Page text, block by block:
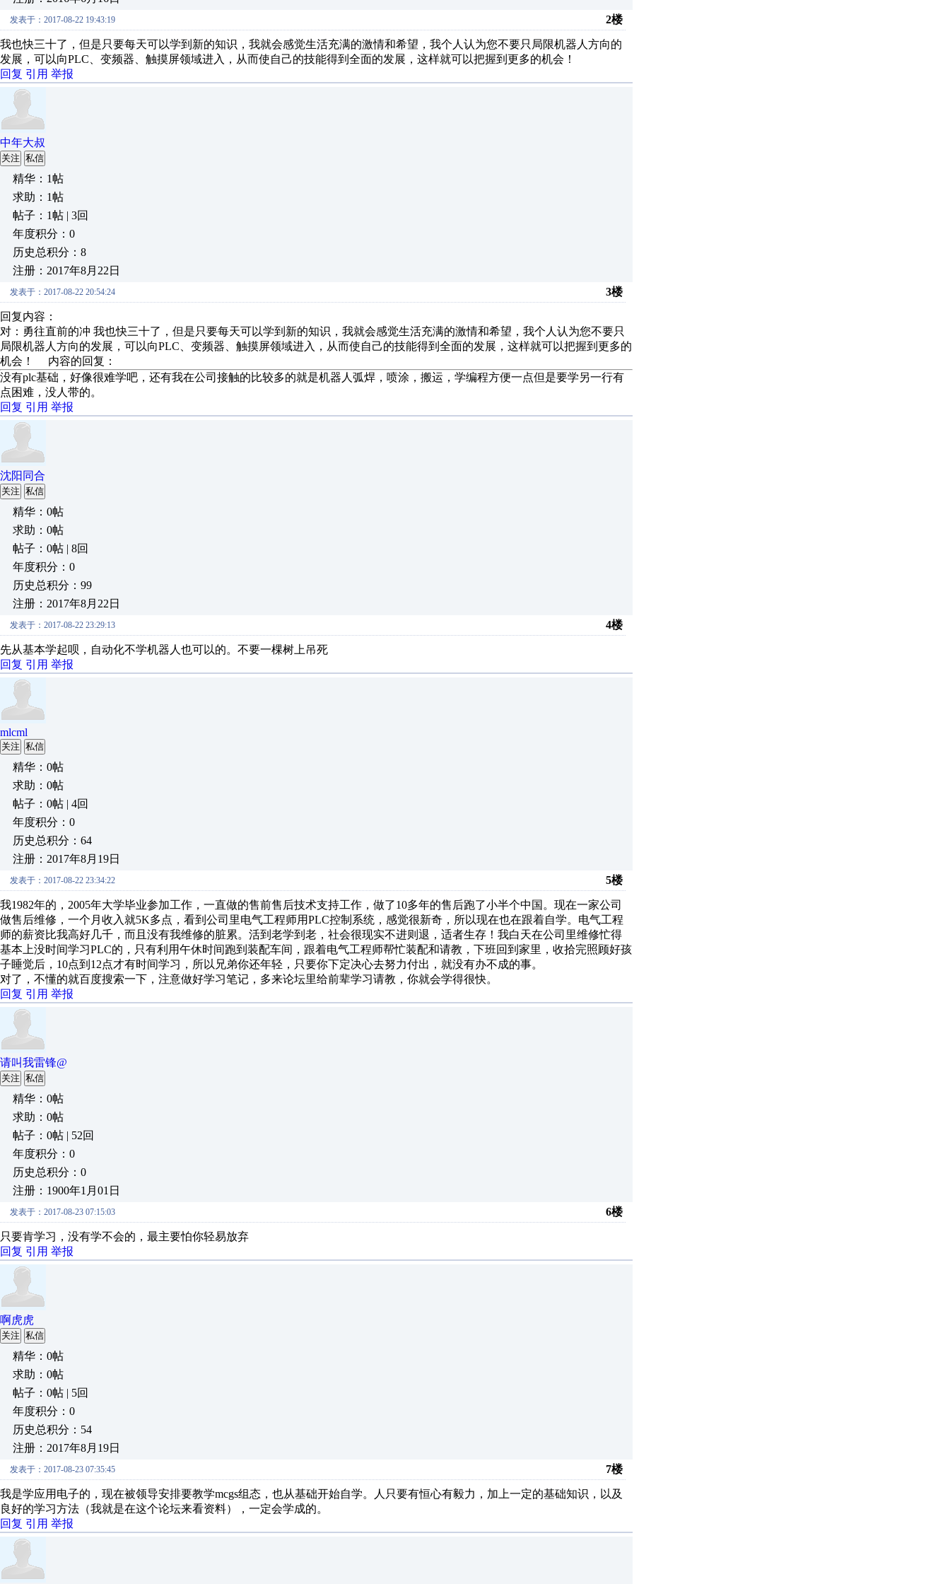
发表于：2017-08-22 19:43:19 2楼
我也快三十了，但是只要每天可以学到新的知识，我就会感觉生活充满的激情和希望，我个人认为您不要只局限机器人方向的
发展，可以向PLC、变频器、触摸屏领域进入，从而使自己的技能得到全面的发展，这样就可以把握到更多的机会！
回复 引用 举报
中年大叔
关注 私信
精华：1帖
求助：1帖
帖子：1帖 | 3回
年度积分：0
历史总积分：8
注册：2017年8月22日
发表于：2017-08-22 20:54:24 3楼
回复内容：
对：勇往直前的冲 我也快三十了，但是只要每天可以学到新的知识，我就会感觉生活充满的激情和希望，我个人认为您不要只
局限机器人方向的发展，可以向PLC、变频器、触摸屏领域进入，从而使自己的技能得到全面的发展，这样就可以把握到更多的
机会！ 内容的回复：
没有plc基础，好像很难学吧，还有我在公司接触的比较多的就是机器人弧焊，喷涂，搬运，学编程方便一点但是要学另一行有
点困难，没人带的。
回复 引用 举报
沈阳同合
关注 私信
精华：0帖
求助：0帖
帖子：0帖 | 8回
年度积分：0
历史总积分：99
注册：2017年8月22日
发表于：2017-08-22 23:29:13 4楼
先从基本学起呗，自动化不学机器人也可以的。不要一棵树上吊死
回复 引用 举报
mlcml
关注 私信
精华：0帖
求助：0帖
帖子：0帖 | 4回
年度积分：0
历史总积分：64
注册：2017年8月19日
发表于：2017-08-22 23:34:22 5楼
我1982年的，2005年大学毕业参加工作，一直做的售前售后技术支持工作，做了10多年的售后跑了小半个中国。现在一家公司
做售后维修，一个月收入就5K多点，看到公司里电气工程师用PLC控制系统，感觉很新奇，所以现在也在跟着自学。电气工程
师的薪资比我高好几千，而且没有我维修的脏累。活到老学到老，社会很现实不进则退，适者生存！我白天在公司里维修忙得
基本上没时间学习PLC的，只有利用午休时间跑到装配车间，跟着电气工程师帮忙装配和请教，下班回到家里，收拾完照顾好孩
子睡觉后，10点到12点才有时间学习，所以兄弟你还年轻，只要你下定决心去努力付出，就没有办不成的事。
对了，不懂的就百度搜索一下，注意做好学习笔记，多来论坛里给前辈学习请教，你就会学得很快。
回复 引用 举报
请叫我雷锋@
关注 私信
精华：0帖
求助：0帖
帖子：0帖 | 52回
年度积分：0
历史总积分：0
注册：1900年1月01日
发表于：2017-08-23 07:15:03 6楼
只要肯学习，没有学不会的，最主要怕你轻易放弃
回复 引用 举报
啊虎虎
关注 私信
精华：0帖
求助：0帖
帖子：0帖 | 5回
年度积分：0
历史总积分：54
注册：2017年8月19日
发表于：2017-08-23 07:35:45 7楼
我是学应用电子的，现在被领导安排要教学mcgs组态，也从基础开始自学。人只要有恒心有毅力，加上一定的基础知识，以及
良好的学习方法（我就是在这个论坛来看资料），一定会学成的。
回复 引用 举报